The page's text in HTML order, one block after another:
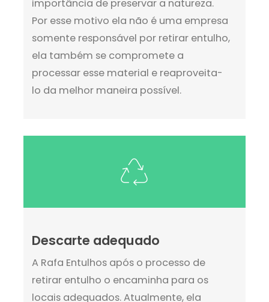
importância de preservar a natureza.
Por esse motivo ela não é uma empresa
somente responsável por retirar entulho,
ela também se compromete a
processar esse material e reaproveita-
lo da melhor maneira possível.
Descarte adequado
A Rafa Entulhos após o processo de
retirar entulho o encaminha para os
locais adequados. Atualmente, ela